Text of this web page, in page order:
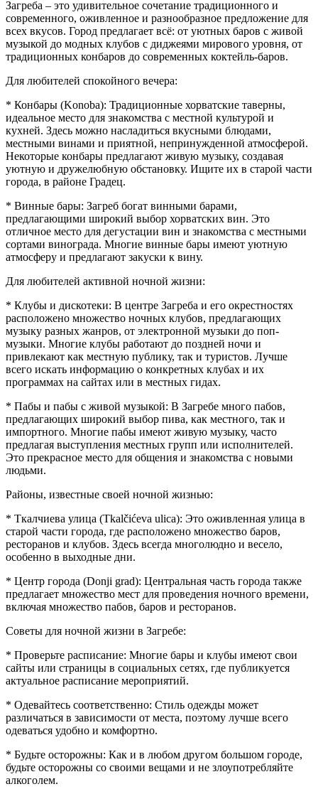
Загреба – это удивительное сочетание традиционного и
современного, оживленное и разнообразное предложение для
всех вкусов. Город предлагает всё: от уютных баров с живой
музыкой до модных клубов с диджеями мирового уровня, от
традиционных конбaров до современных коктейль-баров.
Для любителей спокойного вечера:
* Конбары (Konoba): Традиционные хорватские таверны,
идеальное место для знакомства с местной культурой и
кухней. Здесь можно насладиться вкусными блюдами,
местными винами и приятной, непринужденной атмосферой.
Некоторые конбары предлагают живую музыку, создавая
уютную и дружелюбную обстановку. Ищите их в старой части
города, в районе Градец.
* Винные бары: Загреб богат винными барами,
предлагающими широкий выбор хорватских вин. Это
отличное место для дегустации вин и знакомства с местными
сортами винограда. Многие винные бары имеют уютную
атмосферу и предлагают закуски к вину.
Для любителей активной ночной жизни:
* Клубы и дискотеки: В центре Загреба и его окрестностях
расположено множество ночных клубов, предлагающих
музыку разных жанров, от электронной музыки до поп-
музыки. Многие клубы работают до поздней ночи и
привлекают как местную публику, так и туристов. Лучше
всего искать информацию о конкретных клубах и их
программах на сайтах или в местных гидах.
* Пабы и пабы с живой музыкой: В Загребе много пабов,
предлагающих широкий выбор пива, как местного, так и
импортного. Многие пабы имеют живую музыку, часто
предлагая выступления местных групп или исполнителей.
Это прекрасное место для общения и знакомства с новыми
людьми.
Районы, известные своей ночной жизнью:
* Ткалчиева улица (Tkalčićeva ulica): Это оживленная улица в
старой части города, где расположено множество баров,
ресторанов и клубов. Здесь всегда многолюдно и весело,
особенно в выходные дни.
* Центр города (Donji grad): Центральная часть города также
предлагает множество мест для проведения ночного времени,
включая множество пабов, баров и ресторанов.
Советы для ночной жизни в Загребе:
* Проверьте расписание: Многие бары и клубы имеют свои
сайты или страницы в социальных сетях, где публикуется
актуальное расписание мероприятий.
* Одевайтесь соответственно: Стиль одежды может
различаться в зависимости от места, поэтому лучше всего
одеваться удобно и комфортно.
* Будьте осторожны: Как и в любом другом большом городе,
будьте осторожны со своими вещами и не злоупотребляйте
алкоголем.